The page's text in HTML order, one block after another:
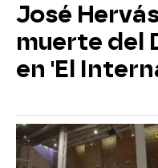
José
muerte del
en 'El